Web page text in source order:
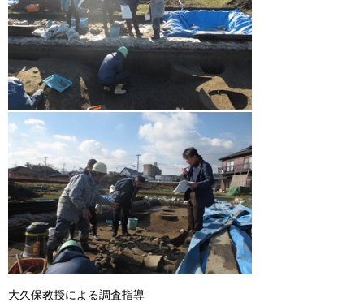
大久保教授による調査指導